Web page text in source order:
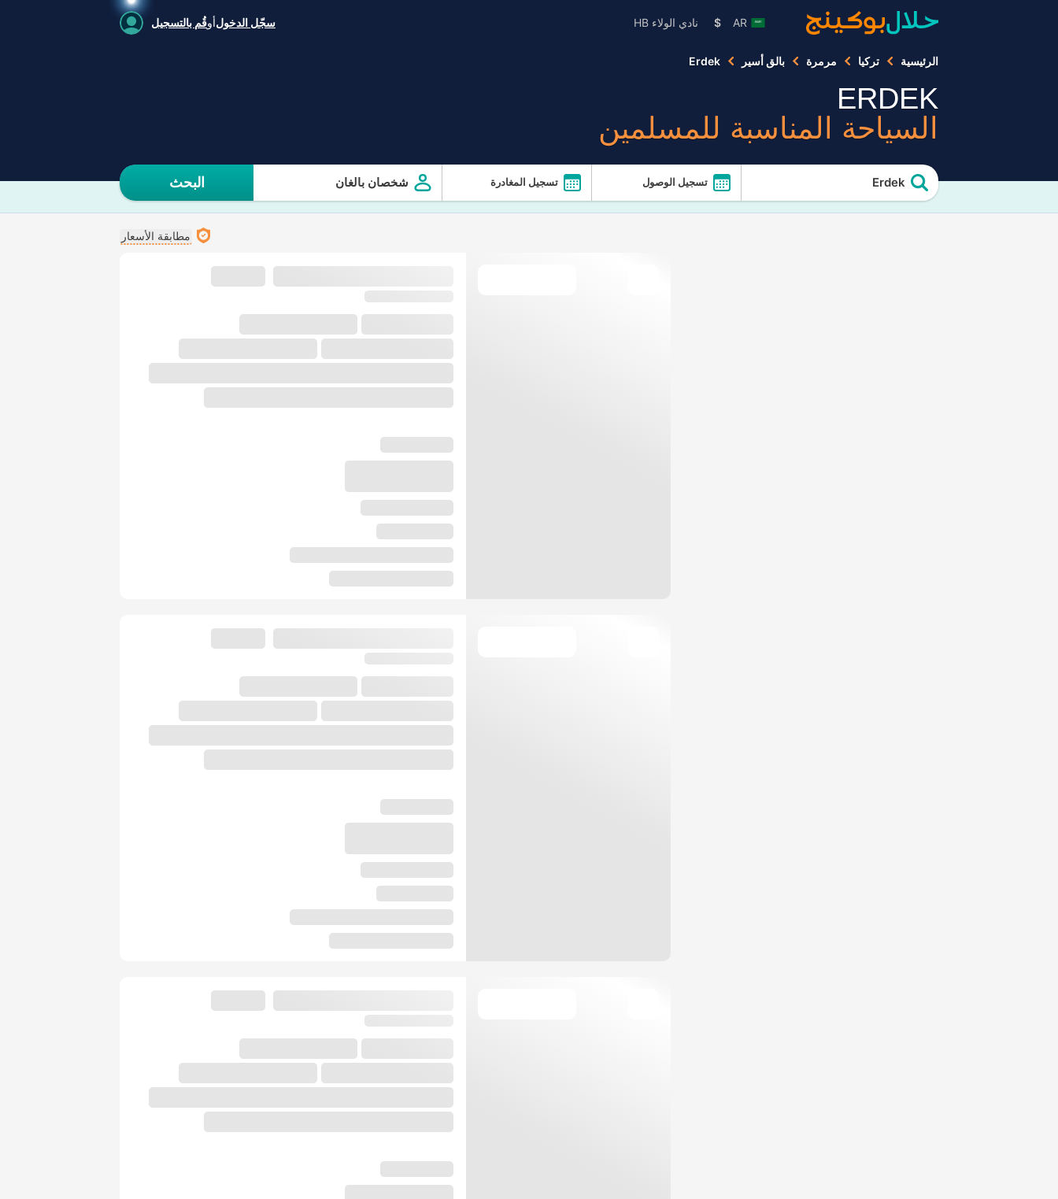
AR
$ نادي الولاء HB سجّل الدخولأوقُم بالتسجيل
الرئيسية تركيا مرمرة بالق أسير Erdek
ERDEK
السياحة المناسبة للمسلمين
Erdek تسجيل الوصول تسجيل المغادرة شخصان بالغان البحث
مطابقة الأسعار